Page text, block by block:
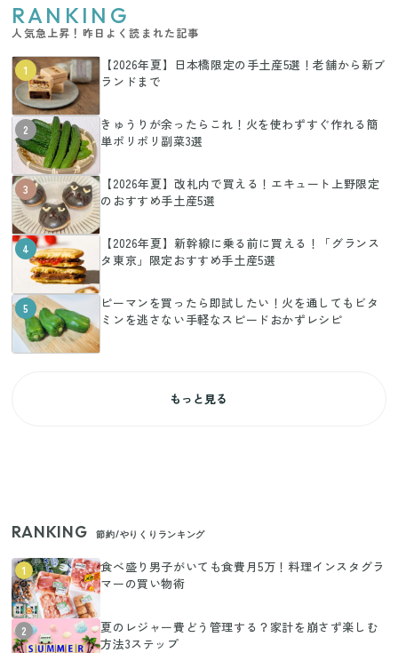
RANKING
人気急上昇！昨日よく読まれた記事
1
【2026年夏】日本橋限定の手土産5選！老舗から新ブ
ランドまで
2
きゅうりが余ったらこれ！火を使わずすぐ作れる簡
単ポリポリ副菜3選
3
【2026年夏】改札内で買える！エキュート上野限定
のおすすめ手土産5選
4
【2026年夏】新幹線に乗る前に買える！「グランス
タ東京」限定おすすめ手土産5選
5
ピーマンを買ったら即試したい！火を通してもビタ
ミンを逃さない手軽なスピードおかずレシピ
もっと見る
RANKING 節約/やりくりランキング
1
食べ盛り男子がいても食費月5万！料理インスタグラ
マーの買い物術
2
夏のレジャー費どう管理する？家計を崩さず楽しむ
方法3ステップ